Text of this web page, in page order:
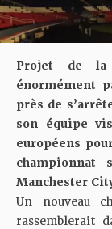
Projet de la
énormément
près de
son équipe
européens
Manchester
Un nouveau
rassemblerait